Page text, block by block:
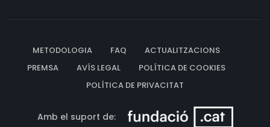
METODOLOGIA FAQ
ACTUALITZACIONS
PREMSA
AVÍS LEGAL
POLÍTICA DE COOKIES
POLÍTICA DE PRIVACITAT
Amb el suport de: